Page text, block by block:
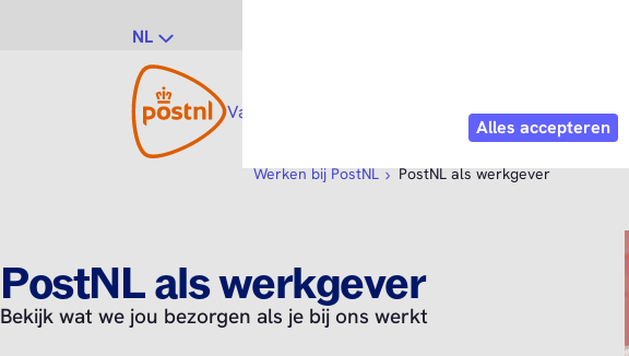
NL
Vacatures PostNL als werkgever
Werken bij PostNL PostNL als werkgever
PostNL als werkgever
Bekijk wat we jou bezorgen als je bij ons werkt